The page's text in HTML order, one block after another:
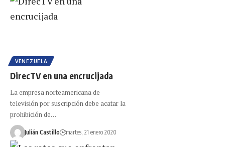
VENEZUELA
DirecTV en una encrucijada
La empresa norteamericana de
televisión por suscripción debe acatar la
prohibición de…
Julián Castillo martes, 21 enero 2020